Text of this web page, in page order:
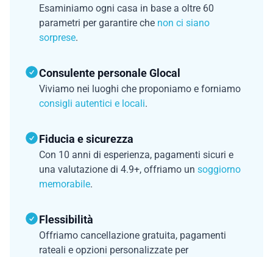
Esaminiamo ogni casa in base a oltre 60
parametri per garantire che non ci siano
sorprese.
Consulente personale Glocal
Viviamo nei luoghi che proponiamo e forniamo
consigli autentici e locali.
Fiducia e sicurezza
Con 10 anni di esperienza, pagamenti sicuri e
una valutazione di 4.9+, offriamo un soggiorno
memorabile.
Flessibilità
Offriamo cancellazione gratuita, pagamenti
rateali e opzioni personalizzate per